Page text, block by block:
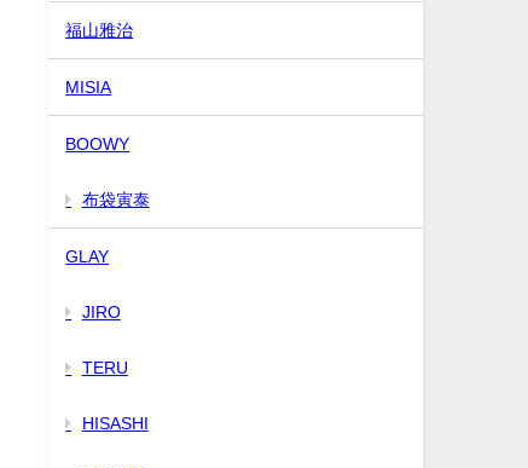
福山雅治
MISIA
BOOWY
布袋寅泰
GLAY
JIRO
TERU
HISASHI